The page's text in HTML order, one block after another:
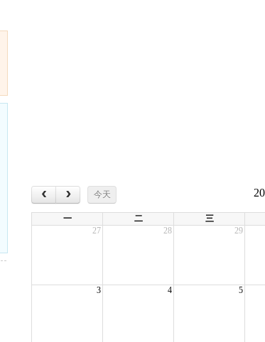
‹ › 今天
一 二 三
27
28 29
3 4 5